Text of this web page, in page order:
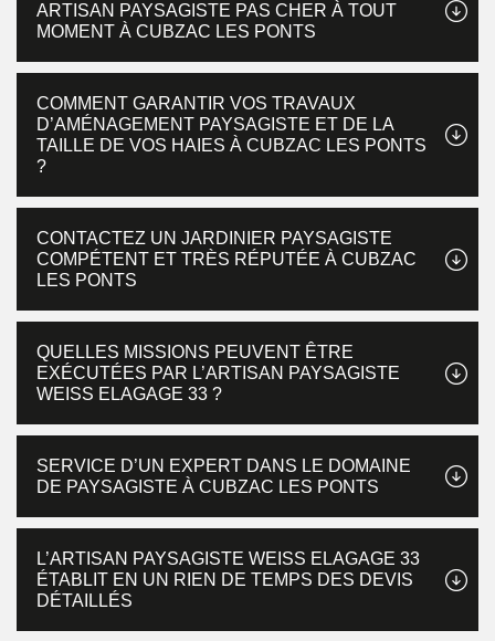
ARTISAN PAYSAGISTE PAS CHER À TOUT
MOMENT À CUBZAC LES PONTS
COMMENT GARANTIR VOS TRAVAUX
D’AMÉNAGEMENT PAYSAGISTE ET DE LA
TAILLE DE VOS HAIES À CUBZAC LES PONTS
?
CONTACTEZ UN JARDINIER PAYSAGISTE
COMPÉTENT ET TRÈS RÉPUTÉE À CUBZAC
LES PONTS
QUELLES MISSIONS PEUVENT ÊTRE
EXÉCUTÉES PAR L’ARTISAN PAYSAGISTE
WEISS ELAGAGE 33 ?
SERVICE D’UN EXPERT DANS LE DOMAINE
DE PAYSAGISTE À CUBZAC LES PONTS
L’ARTISAN PAYSAGISTE WEISS ELAGAGE 33
ÉTABLIT EN UN RIEN DE TEMPS DES DEVIS
DÉTAILLÉS